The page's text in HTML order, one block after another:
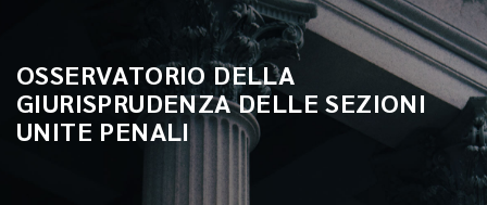
OSSERVATORIO DELLA
GIURISPRUDENZA DELLE SEZIONI
UNITE PENALI